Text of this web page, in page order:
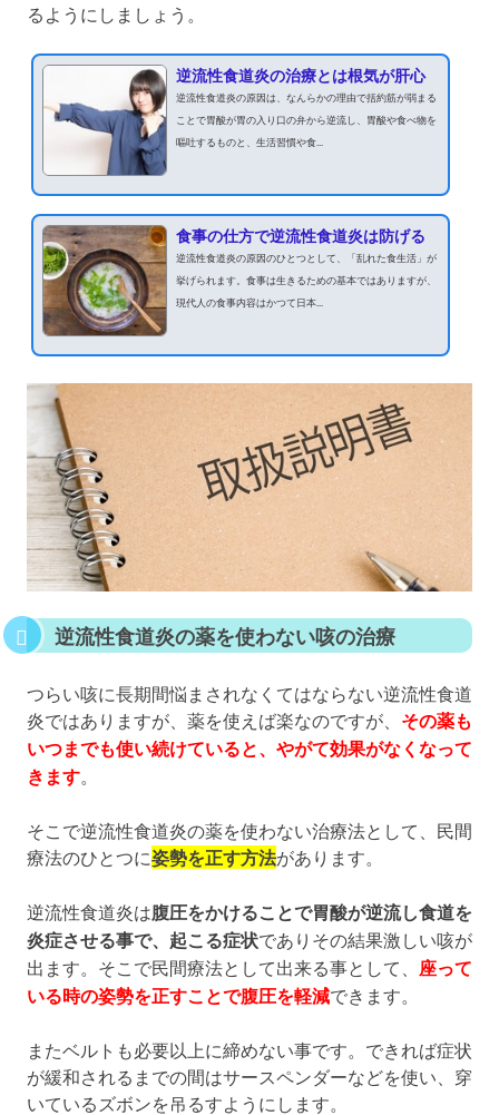
るようにしましょう。
逆流性食道炎の治療とは根気が肝心
逆流性食道炎の原因は、なんらかの理由で括約筋が弱まる
ことで胃酸が胃の入り口の弁から逆流し、胃酸や食べ物を
嘔吐するものと、生活習慣や食...
食事の仕方で逆流性食道炎は防げる
逆流性食道炎の原因のひとつとして、「乱れた食生活」が
挙げられます。食事は生きるための基本ではありますが、
現代人の食事内容はかつて日本...
逆流性食道炎の薬を使わない咳の治療
つらい咳に長期間悩まされなくてはならない逆流性食道
炎ではありますが、薬を使えば楽なのですが、 その薬も
いつまでも使い続けていると、やがて効果がなくなって
きます
そこで逆流性食道炎の薬を使わない治療法として、民間
療法のひとつに姿勢を正す方法があります。
逆流性食道炎は腹圧をかけることで胃酸が逆流し食道を
炎症させる事で、起こる症状でありその結果激しい咳が
出ます。そこで民間療法として出来る事として、 座って
いる時の姿勢を正すことで腹圧を軽減できます。
またベルトも必要以上に締めない事です。できれば症状
が緩和されるまでの間はサースペンダーなどを使い、穿
いているズボンを吊るすようにします。